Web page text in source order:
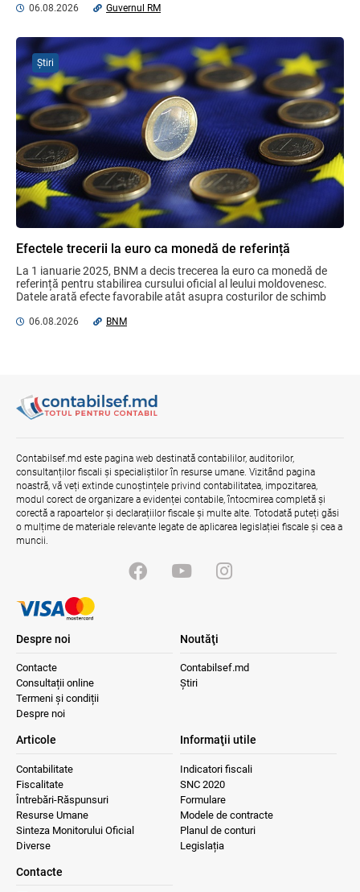
Mai corect pe excepții.
MIA Plăți Instant: Soluția inovativă pentru
cetățeni, afaceri și plata serviciilor
publice
05.08.2026
Efectele trecerii la euro ca monedă de
referință
06.08.2026 BNM
Bunurile și banii confiscați vor fi utilizați
în scopuri sociale și în interes public
Guvernul RM
07.08.2026
Opinia comunității profesionale a
auditorilor interni în procesul de aliniere
la standardele internaționale și bunele
practici
04.08.2026 Ministerul Finanțelor
06.08.2026 Guvernul RM
Efectele trecerii la euro ca monedă de referință
La 1 ianuarie 2025, BNM a decis trecerea la euro ca monedă de
referință pentru stabilirea cursului oficial al leului moldovenesc.
Datele arată efecte favorabile atât asupra costurilor de schimb
06.08.2026 BNM
Știri
Contabilsef.md este pagina web destinată contabililor, auditorilor,
consultanților fiscali și specialiștilor în resurse umane. Vizitând pagina
noastră, vă veți extinde cunoștințele privind contabilitatea, impozitarea,
modul corect de organizare a evidenței contabile, întocmirea completă și
corectă a rapoartelor și declarațiilor fiscale și multe alte. Totodată puteți găsi
o mulțime de materiale relevante legate de aplicarea legislației fiscale și cea a
muncii.
Despre noi
Contacte
Consultații online
Termeni și condiții
Despre noi
Noutăţi
Contabilsef.md
Știri
Articole
Contabilitate
Fiscalitate
Întrebări-Răspunsuri
Resurse Umane
Sinteza Monitorului Oficial
Diverse
Informaţii utile
Indicatori fiscali
SNC 2020
Formulare
Modele de contracte
Planul de conturi
Legislația
Contacte